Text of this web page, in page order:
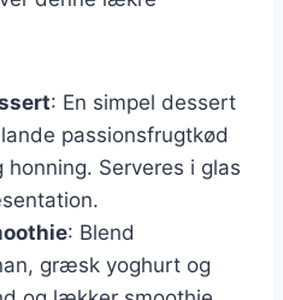
: En simpel dessert
passionsfrugtkød
Serveres i glas
: Blend
græsk yoghurt og